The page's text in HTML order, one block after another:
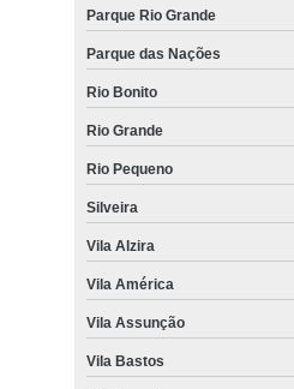
Parque Rio Grande
Parque das Nações
Rio Bonito
Rio Grande
Rio Pequeno
Silveira
Vila Alzira
Vila América
Vila Assunção
Vila Bastos